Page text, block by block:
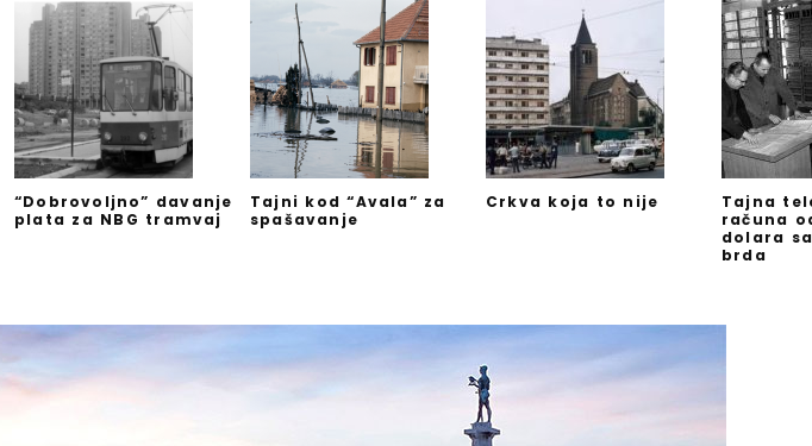
“Dobrovoljno” davanje
plata za NBG tramvaj
Tajni kod “Avala” za
spašavanje
Crkva koja to nije
Tajna
računa
dolara
brda